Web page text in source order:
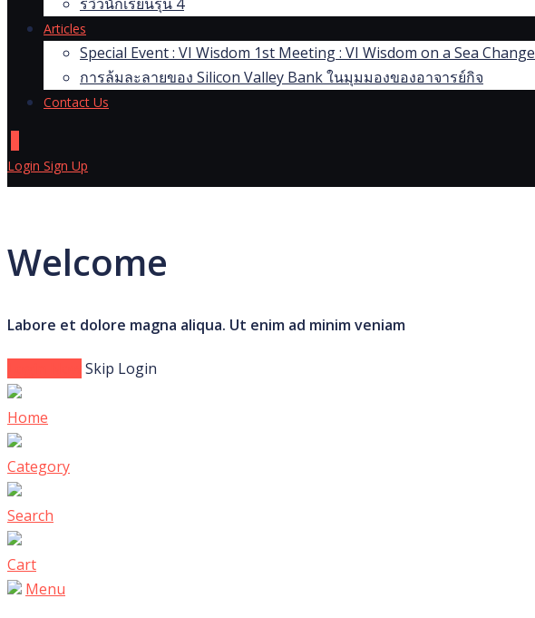
Articles
Special Event : VI Wisdom 1st Meeting : VI Wisdom on a Sea Change
การล้มละลายของ Silicon Valley Bank ในมุมมองของอาจารย์กิจ
Contact Us
Login Sign Up
Welcome
Labore et dolore magna aliqua. Ut enim ad minim veniam
Skip Login
Home
Category
Search
Cart
Menu